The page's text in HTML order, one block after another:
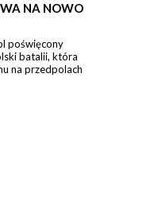
NA NOWO
poświęcony
batalii, która
na przedpolach